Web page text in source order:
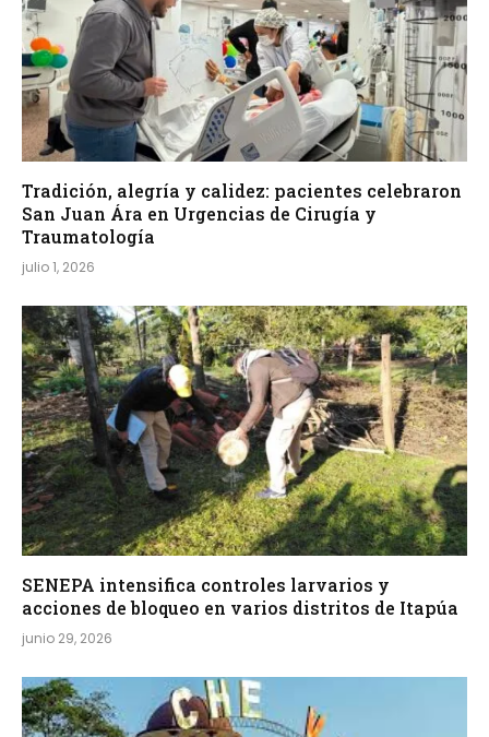
Tradición, alegría y calidez: pacientes celebraron
San Juan Ára en Urgencias de Cirugía y
Traumatología
julio 1, 2026
SENEPA intensifica controles larvarios y
acciones de bloqueo en varios distritos de Itapúa
junio 29, 2026